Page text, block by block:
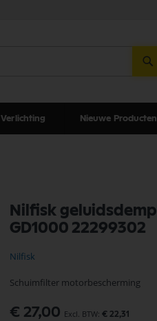
Verlichting Nieuwe Producten
Nilfisk
GD1000 22299302
Nilfisk
Schuimfilter motorbescherming
€ 27,00 € 22,31